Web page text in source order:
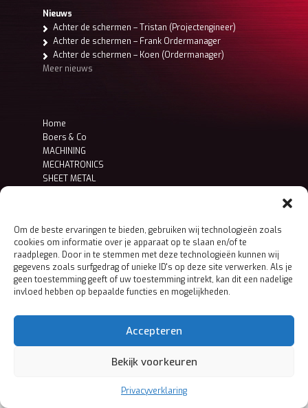
Om de beste ervaringen te bieden, gebruiken wij technologieën zoals
cookies om informatie over je apparaat op te slaan en/of te
raadplegen. Door in te stemmen met deze technologieën kunnen wij
gegevens zoals surfgedrag of unieke ID's op deze site verwerken. Als je
geen toestemming geeft of uw toestemming intrekt, kan dit een nadelige
invloed hebben op bepaalde functies en mogelijkheden.
Accepteren
Bekijk voorkeuren
Privacyverklaring
CONTACT
Verhuizing Atlas
Nieuws
Achter de schermen – Tristan (Projectengineer)
Achter de schermen – Frank Ordermanager
Achter de schermen – Koen (Ordermanager)
Meer nieuws
Home
Boers & Co
MACHINING
MECHATRONICS
SHEET METAL